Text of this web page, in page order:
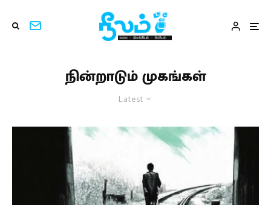
நின்றாடும் முகங்கள்
Latest